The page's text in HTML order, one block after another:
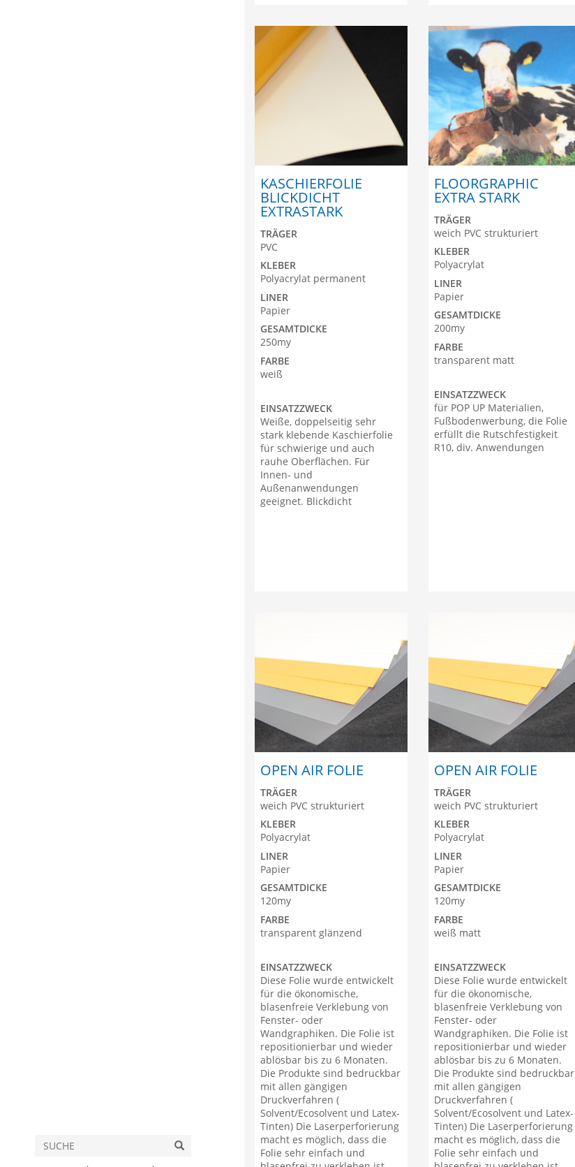
KASCHIERFOLIE
BLICKDICHT
EXTRASTARK
TRÄGER
PVC
KLEBER
Polyacrylat permanent
LINER
Papier
GESAMTDICKE
250my
FARBE
weiß
EINSATZZWECK
Weiße, doppelseitig sehr
stark klebende Kaschierfolie
für schwierige und auch
rauhe Oberflächen. Für
Innen- und
Außenanwendungen
geeignet. Blickdicht
FLOORGRAPHIC
EXTRA STARK
TRÄGER
weich PVC strukturiert
KLEBER
Polyacrylat
LINER
Papier
GESAMTDICKE
200my
FARBE
transparent matt
EINSATZZWECK
für POP UP Materialien,
Fußbodenwerbung, die Folie
erfüllt die Rutschfestigkeit
R10, div. Anwendungen
OPEN AIR FOLIE
TRÄGER
weich PVC strukturiert
KLEBER
Polyacrylat
LINER
Papier
GESAMTDICKE
120my
FARBE
transparent glänzend
EINSATZZWECK
Diese Folie wurde entwickelt
für die ökonomische,
blasenfreie Verklebung von
Fenster- oder
Wandgraphiken. Die Folie ist
repositionierbar und wieder
ablösbar bis zu 6 Monaten.
Die Produkte sind bedruckbar
mit allen gängigen
Druckverfahren (
Solvent/Ecosolvent und Latex-
Tinten) Die Laserperforierung
macht es möglich, dass die
Folie sehr einfach und
OPEN AIR FOLIE
TRÄGER
weich PVC strukturiert
KLEBER
Polyacrylat
LINER
Papier
GESAMTDICKE
120my
FARBE
weiß matt
EINSATZZWECK
Diese Folie wurde entwickelt
für die ökonomische,
blasenfreie Verklebung von
Fenster- oder
Wandgraphiken. Die Folie ist
repositionierbar und wieder
ablösbar bis zu 6 Monaten.
Die Produkte sind bedruckbar
mit allen gängigen
Druckverfahren (
Solvent/Ecosolvent und Latex-
Tinten) Die Laserperforierung
macht es möglich, dass die
Folie sehr einfach und